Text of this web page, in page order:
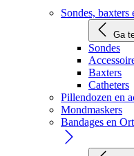
Sondes, baxters
Ga
Sondes
Baxters
Catheters
Pillendozen en
Mondmaskers
Bandages en